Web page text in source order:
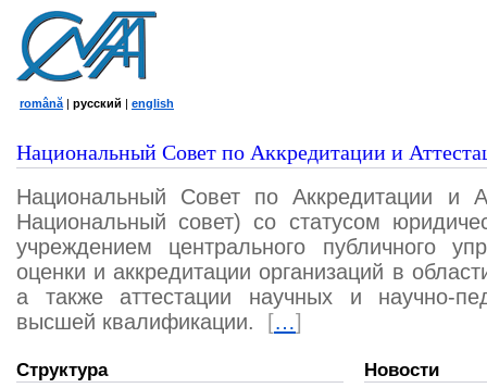
română | русский | english
Национальный Совет по Аккредитации и
Национальный Совет по Аккредитации и
Национальный совет) со статусом
учреждением центрального публичного
оценки и аккредитации организаций в
а также аттестации научных и научно-
высшей квалификации.
[…]
Структура Новости